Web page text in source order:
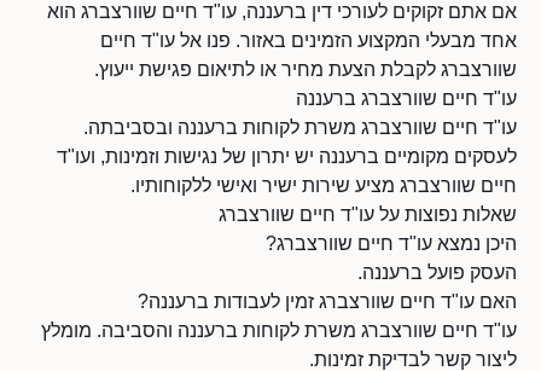
אם אתם זקוקים לעורכי דין ברעננה, עו"ד חיים שוורצברג הוא
אחד מבעלי המקצוע הזמינים באזור. פנו אל עו"ד חיים
שוורצברג לקבלת הצעת מחיר או לתיאום פגישת ייעוץ.
עו"ד חיים שוורצברג ברעננה
עו"ד חיים שוורצברג משרת לקוחות ברעננה ובסביבתה.
לעסקים מקומיים ברעננה יש יתרון של נגישות וזמינות, ועו"ד
חיים שוורצברג מציע שירות ישיר ואישי ללקוחותיו.
שאלות נפוצות על עו"ד חיים שוורצברג
היכן נמצא עו"ד חיים שוורצברג?
העסק פועל ברעננה.
האם עו"ד חיים שוורצברג זמין לעבודות ברעננה?
עו"ד חיים שוורצברג משרת לקוחות ברעננה והסביבה. מומלץ
ליצור קשר לבדיקת זמינות.